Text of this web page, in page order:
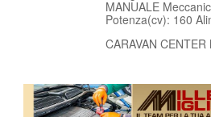
MANUALE
Potenza(cv): 160
CARAVAN CENTER